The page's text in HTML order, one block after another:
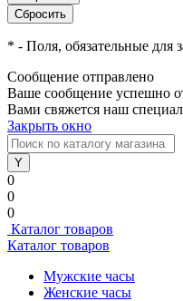
* - Поля, обязательные для
Сообщение отправлено
Ваше сообщение успешно
Вами свяжется наш
Закрыть окно
0
0
0
Каталог товаров
Каталог товаров
Мужские часы
Женские часы